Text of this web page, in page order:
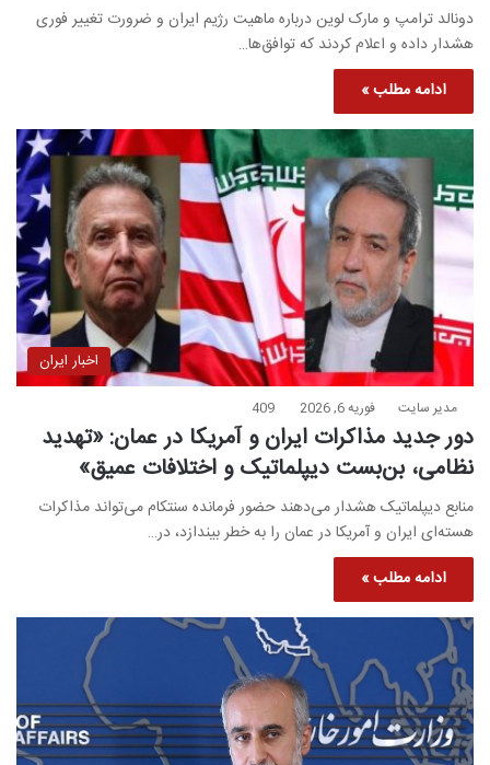
دونالد ترامپ و مارک لوین درباره ماهیت رژیم ایران و ضرورت تغییر فوری
هشدار داده و اعلام کردند که توافق‌ها…
ادامه مطلب »
اخبار ایران
مدیر سایت فوریه 6, 2026 409
دور جدید مذاکرات ایران و آمریکا در عمان: «تهدید
نظامی، بن‌بست دیپلماتیک و اختلافات عمیق»
منابع دیپلماتیک هشدار می‌دهند حضور فرمانده سنتکام می‌تواند مذاکرات
هسته‌ای ایران و آمریکا در عمان را به خطر بیندازد، در…
ادامه مطلب »